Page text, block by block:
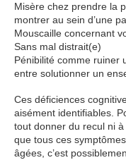
Misère chez prendre la
montrer au sein d’une
Mouscaille concernant
Sans mal distrait(e)
Pénibilité comme ruiner
entre solutionner un
Ces déficiences
aisément identifiables.
tout donner du recul ni
que tous ces
âgées, c’est